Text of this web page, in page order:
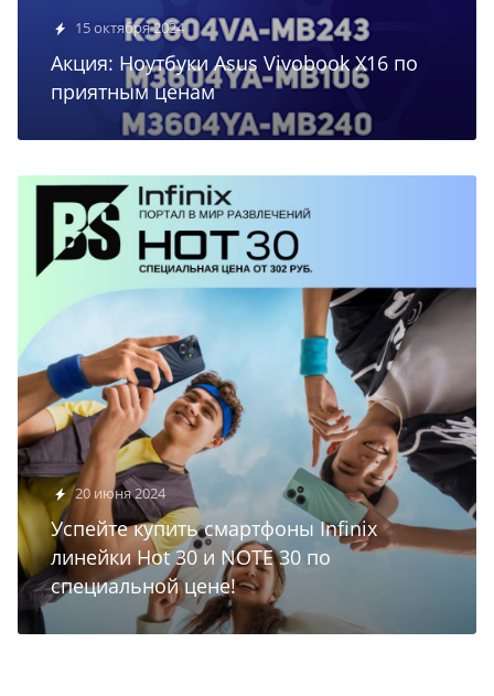
15 октября 2024
Акция: Ноутбуки Asus Vivobook X16 по
приятным ценам
20 июня 2024
Успейте купить смартфоны Infinix
линейки Hot 30 и NOTE 30 по
специальной цене!